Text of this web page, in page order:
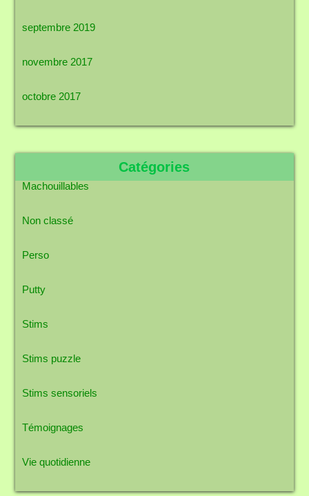
septembre 2019
novembre 2017
octobre 2017
Catégories
Machouillables
Non classé
Perso
Putty
Stims
Stims puzzle
Stims sensoriels
Témoignages
Vie quotidienne